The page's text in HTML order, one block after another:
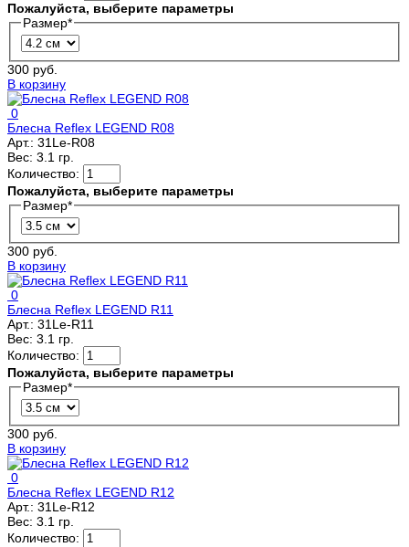
Пожалуйста, выберите параметры
Размер*
300 руб.
В корзину
0
Блесна Reflex LEGEND R08
Арт.: 31Le-R08
Вес: 3.1 гр.
Количество:
Пожалуйста, выберите параметры
Размер*
300 руб.
В корзину
0
Блесна Reflex LEGEND R11
Арт.: 31Le-R11
Вес: 3.1 гр.
Количество:
Пожалуйста, выберите параметры
Размер*
300 руб.
В корзину
0
Блесна Reflex LEGEND R12
Арт.: 31Le-R12
Вес: 3.1 гр.
Количество: